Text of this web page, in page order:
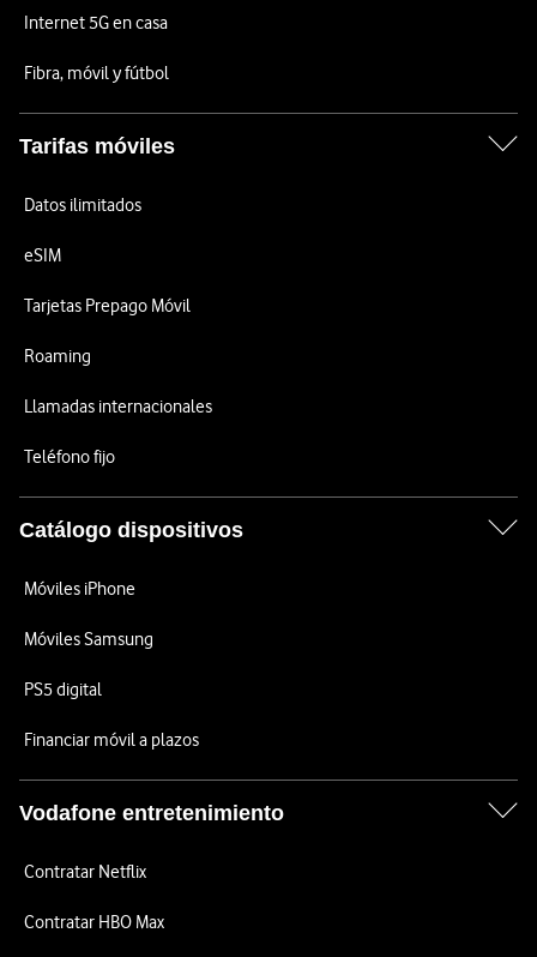
Internet 5G en casa
Fibra, móvil y fútbol
Tarifas móviles
Datos ilimitados
eSIM
Tarjetas Prepago Móvil
Roaming
Llamadas internacionales
Teléfono fijo
Catálogo dispositivos
Móviles iPhone
Móviles Samsung
PS5 digital
Financiar móvil a plazos
Vodafone entretenimiento
Contratar Netflix
Contratar HBO Max